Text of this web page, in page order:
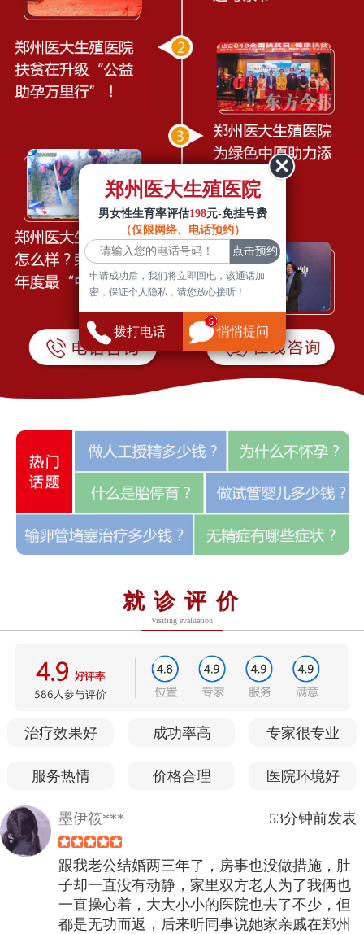
就诊评价
Visiting evaluation
治疗效果好 成功率高 专家很专业
服务热情 价格合理 医院环境好
墨伊筱*** 53分钟前发表
跟我老公结婚两三年了，房事也没做措施，肚
子却一直没有动静，家里双方老人为了我俩也
一直操心着，大大小小的医院也去了不少，但
都是无功而返，后来听同事说她家亲戚在郑州
郑州医大生殖医院
男女性生育率评估198元-免挂号费
（仅限网络、电话预约）
申请成功后，我们将立即回电，该通话加
密，保证个人隐私，请您放心接听！
拨打电话 悄悄提问